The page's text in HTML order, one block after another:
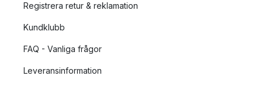
Registrera retur & reklamation
Kundklubb
FAQ - Vanliga frågor
Leveransinformation